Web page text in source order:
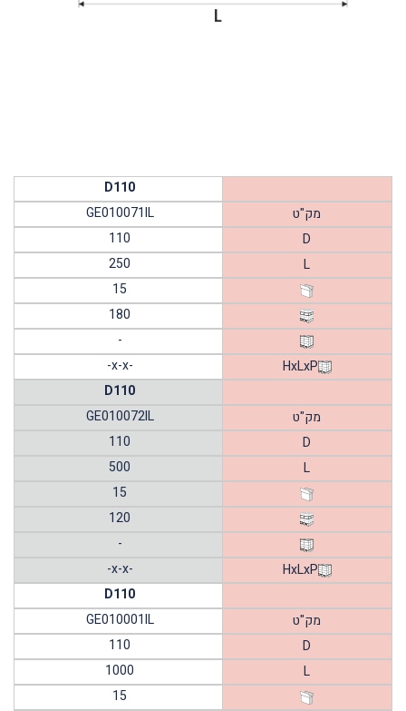
D110
מק"ט
GE010071IL
D
110
L
250
15
180
-
HxLxP
-x-x-
D110
מק"ט
GE010072IL
D
110
L
500
15
120
-
HxLxP
-x-x-
D110
מק"ט
GE010001IL
D
110
L
1000
15